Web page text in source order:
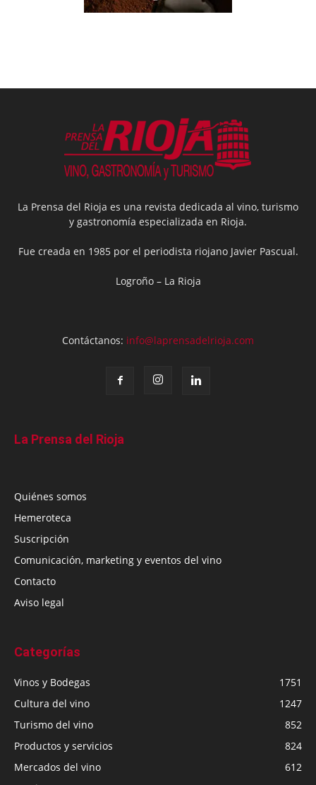
La Prensa del Rioja es una revista dedicada al vino, turismo
y gastronomía especializada en Rioja.
Fue creada en 1985 por el periodista riojano Javier Pascual.
Logroño – La Rioja
Contáctanos: info@laprensadelrioja.com
La Prensa del Rioja
Quiénes somos
Hemeroteca
Suscripción
Comunicación, marketing y eventos del vino
Contacto
Aviso legal
Categorías
Vinos y Bodegas
1751
Cultura del vino
1247
Turismo del vino
852
Productos y servicios
824
Mercados del vino
612